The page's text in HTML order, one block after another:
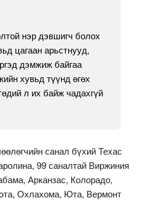
нэр дэвшигч болох
цагаан арьстнууд,
дэмжиж байгаа
хувьд түүнд өгөх
л их байж чадахгүй
санал бүхий Техас
99 саналтай Виржиния
Арканзас, Колорадо,
Охлахома, Юта, Вермонт